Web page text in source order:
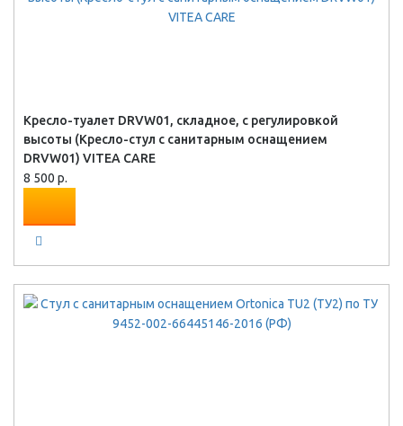
Кресло-туалет DRVW01, складное, с регулировкой
высоты (Кресло-стул с санитарным оснащением
DRVW01) VITEA CARE
8 500 р.